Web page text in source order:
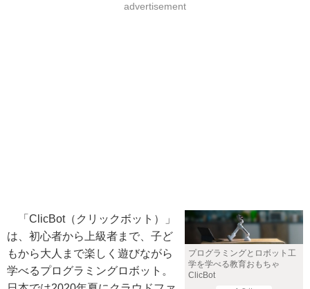
advertisement
プログラミングとロボット工
学を学べる教育おもちゃ
ClicBot
「ClicBot（クリックボット）」
は、初心者から上級者まで、子ど
もから大人まで楽しく遊びながら
学べるプログラミングロボット。